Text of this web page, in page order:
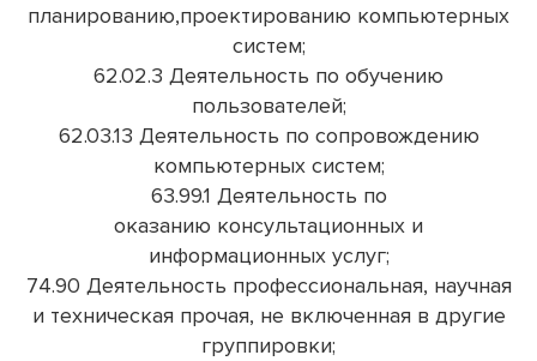
планированию,проектированию компьютерных
систем;
62.02.3 Деятельность по обучению
пользователей;
62.03.13 Деятельность по сопровождению
компьютерных систем;
63.99.1 Деятельность по
оказанию консультационных и
информационных услуг;
74.90 Деятельность профессиональная, научная
и техническая прочая, не включенная в другие
группировки;